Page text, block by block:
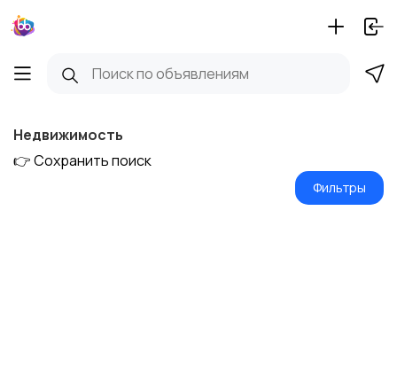
Недвижимость
👉 Сохранить поиск
Фильтры